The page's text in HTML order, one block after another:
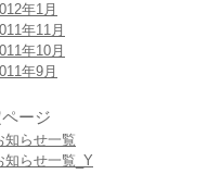
年1月
年11月
年10月
年9月
ージ
知らせ一覧
知らせ一覧_Y